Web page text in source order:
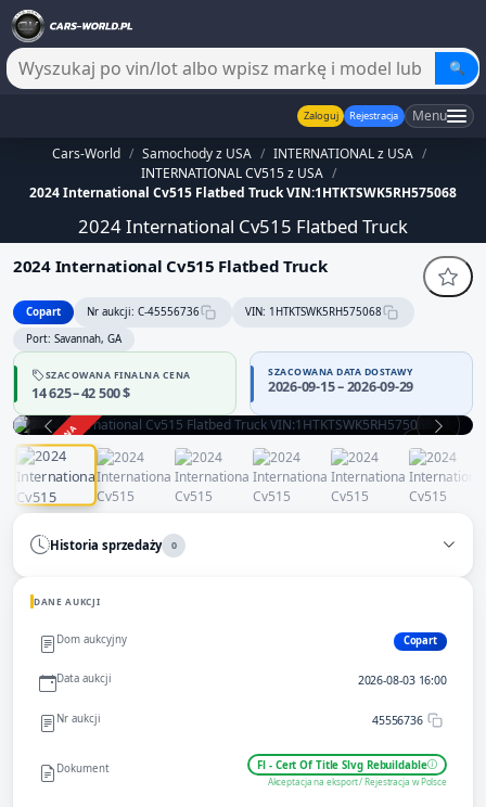
🔍
Zaloguj Rejestracja Menu
Cars-World / Samochody z USA / INTERNATIONAL z USA /
INTERNATIONAL CV515 z USA /
2024 International Cv515 Flatbed Truck VIN:1HTKTSWK5RH575068
2024 International Cv515 Flatbed Truck
2024 International Cv515 Flatbed Truck
Copart Nr aukcji: C-45556736
VIN: 1HTKTSWK5RH575068
Port: Savannah, GA
SZACOWANA FINALNA CENA
14 625 – 42 500 $
SZACOWANA DATA DOSTAWY
2026-09-15 – 2026-09-29
ZAKOŃCZONA
Sprzedawca bez potwierdzonej wiarygodności — część danych
może być niepełna
Zachowaj ostrożność i dokładnie zweryfikuj historię pojazdu.
Historia sprzedaży 0
DANE AUKCJI
Dom aukcyjny Copart
Data aukcji 2026-08-03 16:00
Nr aukcji 45556736
Dokument Fl - Cert Of Title Slvg Rebuildable
Akceptacja na eksport / Rejestracja w Polsce